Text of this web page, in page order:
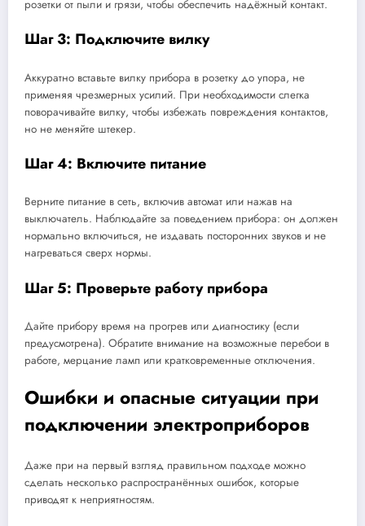
розетки от пыли и грязи, чтобы обеспечить надёжный контакт.
Шаг 3: Подключите вилку
Аккуратно вставьте вилку прибора в розетку до упора, не
применяя чрезмерных усилий. При необходимости слегка
поворачивайте вилку, чтобы избежать повреждения контактов,
но не меняйте штекер.
Шаг 4: Включите питание
Верните питание в сеть, включив автомат или нажав на
выключатель. Наблюдайте за поведением прибора: он должен
нормально включиться, не издавать посторонних звуков и не
нагреваться сверх нормы.
Шаг 5: Проверьте работу прибора
Дайте прибору время на прогрев или диагностику (если
предусмотрена). Обратите внимание на возможные перебои в
работе, мерцание ламп или кратковременные отключения.
Ошибки и опасные ситуации при
подключении электроприборов
Даже при на первый взгляд правильном подходе можно
сделать несколько распространённых ошибок, которые
приводят к неприятностям.